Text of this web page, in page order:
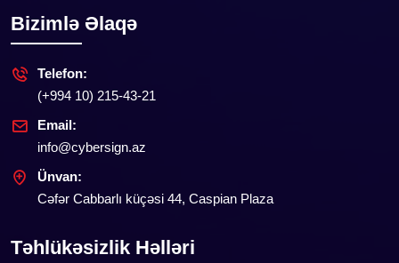
Bizimlə Əlaqə
Telefon:
(+994 10) 215-43-21
Email:
info@cybersign.az
Ünvan:
Cəfər Cabbarlı küçəsi 44, Caspian Plaza
Təhlükəsizlik Həlləri